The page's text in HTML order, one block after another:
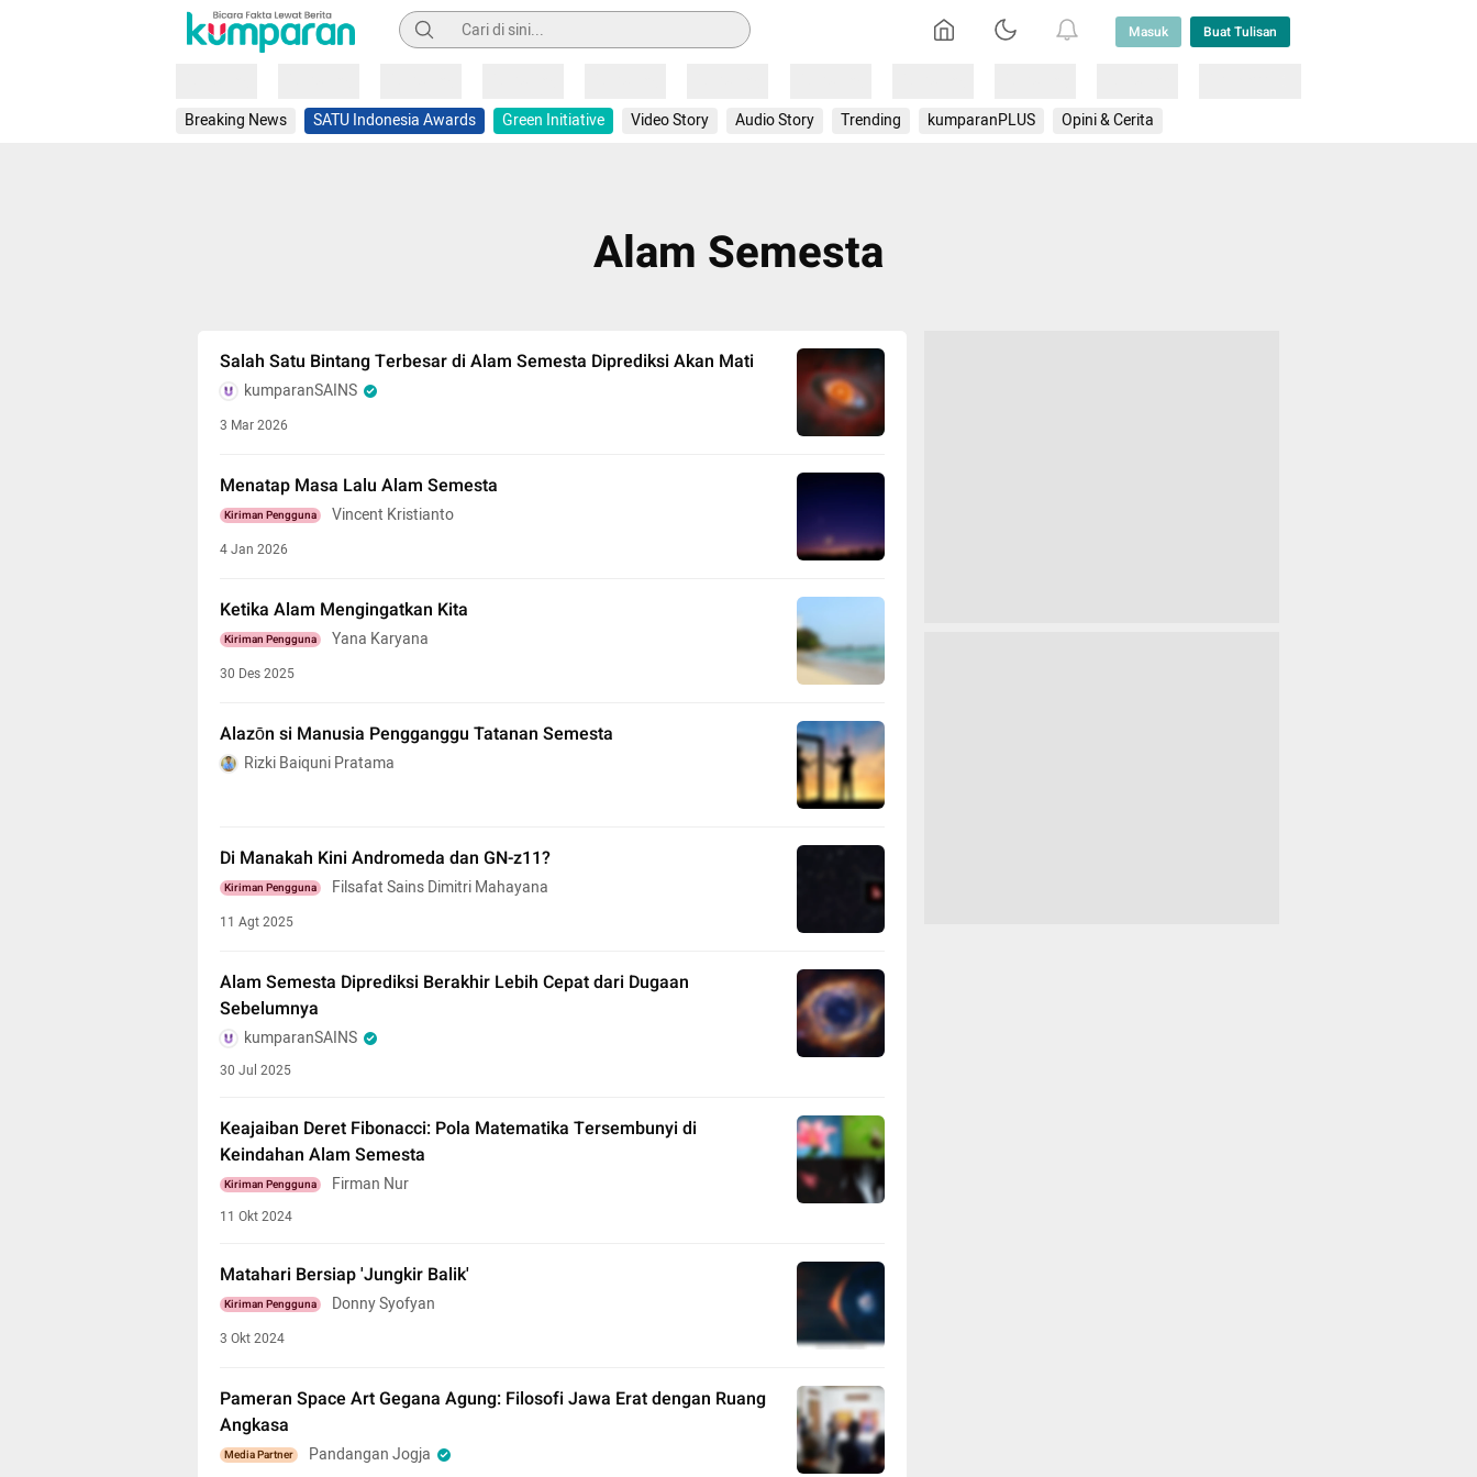
Pencarian Masuk Buat Tulisan
Breaking News SATU Indonesia Awards Green Initiative Video Story Audio Story Trending kumparanPLUS Opini & Cerita
Alam Semesta
Salah Satu Bintang Terbesar di Alam Semesta Diprediksi Akan Mati
kumparanSAINS
3 Mar 2026
Menatap Masa Lalu Alam Semesta
Kiriman Pengguna Vincent Kristianto
4 Jan 2026
Ketika Alam Mengingatkan Kita
Kiriman Pengguna Yana Karyana
30 Des 2025
Alazōn si Manusia Pengganggu Tatanan Semesta
Rizki Baiquni Pratama
Di Manakah Kini Andromeda dan GN-z11?
Kiriman Pengguna Filsafat Sains Dimitri Mahayana
11 Agt 2025
Alam Semesta Diprediksi Berakhir Lebih Cepat dari Dugaan
Sebelumnya
kumparanSAINS
30 Jul 2025
Keajaiban Deret Fibonacci: Pola Matematika Tersembunyi di
Keindahan Alam Semesta
Kiriman Pengguna Firman Nur
11 Okt 2024
Matahari Bersiap 'Jungkir Balik'
Kiriman Pengguna Donny Syofyan
3 Okt 2024
Pameran Space Art Gegana Agung: Filosofi Jawa Erat dengan Ruang
Angkasa
Media Partner Pandangan Jogja